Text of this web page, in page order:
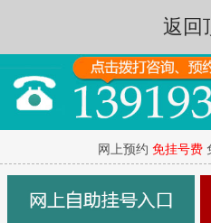
返回
网上预约 免挂号费